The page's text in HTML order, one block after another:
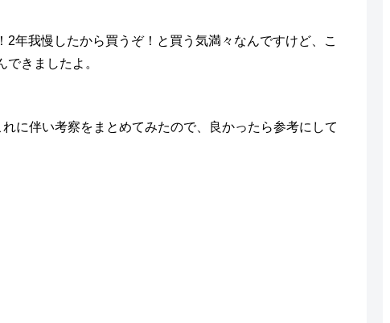
年我慢したから買うぞ！と買う気満々なんですけど、こ
きましたよ。
に伴い考察をまとめてみたので、良かったら参考にして